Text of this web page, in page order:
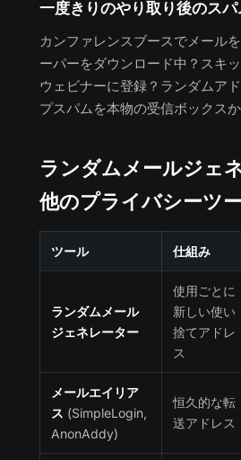
一度きりのやり取り後のス
カンファレンスブースでメール
ーパーをダウンロード中？スキ
ウェビナーに登録？ランダムア
プスパムを本物の受信ボックスか
ランダムメールジェ
他のプライバシーツ
ツール 仕組み
ランダムメール
ジェネレーター
使用ごとに
新しい使い
捨てアドレ
ス
メールエイリア
ス (SimpleLogin,
AnonAddy)
恒久的な転
送アドレス